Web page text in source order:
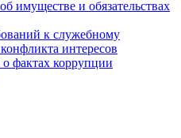
имуществе и обязательствах
к служебному
интересов
фактах коррупции